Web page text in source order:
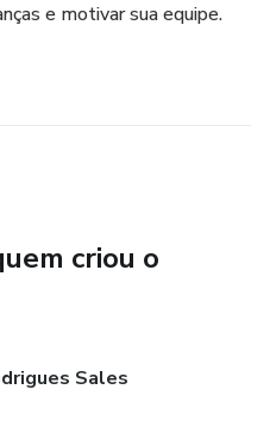
e motivar sua equipe.
criou o
Sales